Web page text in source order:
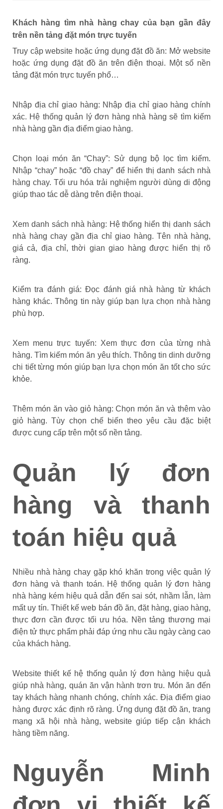
Khách hàng tìm nhà hàng chay của bạn gần đây
trên nền tảng đặt món trực tuyến
Truy cập website hoặc ứng dụng đặt đồ ăn: Mở website
hoặc ứng dụng đặt đồ ăn trên điện thoại. Một số nền
tảng đặt món trực tuyến phổ…
Nhập địa chỉ giao hàng: Nhập địa chỉ giao hàng chính
xác. Hệ thống quản lý đơn hàng nhà hàng sẽ tìm kiếm
nhà hàng gần địa điểm giao hàng.
Chọn loại món ăn “Chay”: Sử dụng bộ lọc tìm kiếm.
Nhập “chay” hoặc “đồ chay” để hiển thị danh sách nhà
hàng chay. Tối ưu hóa trải nghiệm người dùng di động
giúp thao tác dễ dàng trên điện thoại.
Xem danh sách nhà hàng: Hệ thống hiển thị danh sách
nhà hàng chay gần địa chỉ giao hàng. Tên nhà hàng,
giá cả, địa chỉ, thời gian giao hàng được hiển thị rõ
ràng.
Kiểm tra đánh giá: Đọc đánh giá nhà hàng từ khách
hàng khác. Thông tin này giúp bạn lựa chọn nhà hàng
phù hợp.
Xem menu trực tuyến: Xem thực đơn của từng nhà
hàng. Tìm kiếm món ăn yêu thích. Thông tin dinh dưỡng
chi tiết từng món giúp bạn lựa chọn món ăn tốt cho sức
khỏe.
Thêm món ăn vào giỏ hàng: Chọn món ăn và thêm vào
giỏ hàng. Tùy chọn chế biến theo yêu cầu đặc biệt
được cung cấp trên một số nền tảng.
Quản lý đơn
hàng và thanh
toán hiệu quả
Nhiều nhà hàng chay gặp khó khăn trong việc quản lý
đơn hàng và thanh toán. Hệ thống quản lý đơn hàng
nhà hàng kém hiệu quả dẫn đến sai sót, nhầm lẫn, làm
mất uy tín. Thiết kế web bán đồ ăn, đặt hàng, giao hàng,
thực đơn cần được tối ưu hóa. Nền tảng thương mại
điện tử thực phẩm phải đáp ứng nhu cầu ngày càng cao
của khách hàng.
Website thiết kế hệ thống quản lý đơn hàng hiệu quả
giúp nhà hàng, quán ăn vận hành trơn tru. Món ăn đến
tay khách hàng nhanh chóng, chính xác. Địa điểm giao
hàng được xác định rõ ràng. Ứng dụng đặt đồ ăn, trang
mạng xã hội nhà hàng, website giúp tiếp cận khách
hàng tiềm năng.
Nguyễn Minh